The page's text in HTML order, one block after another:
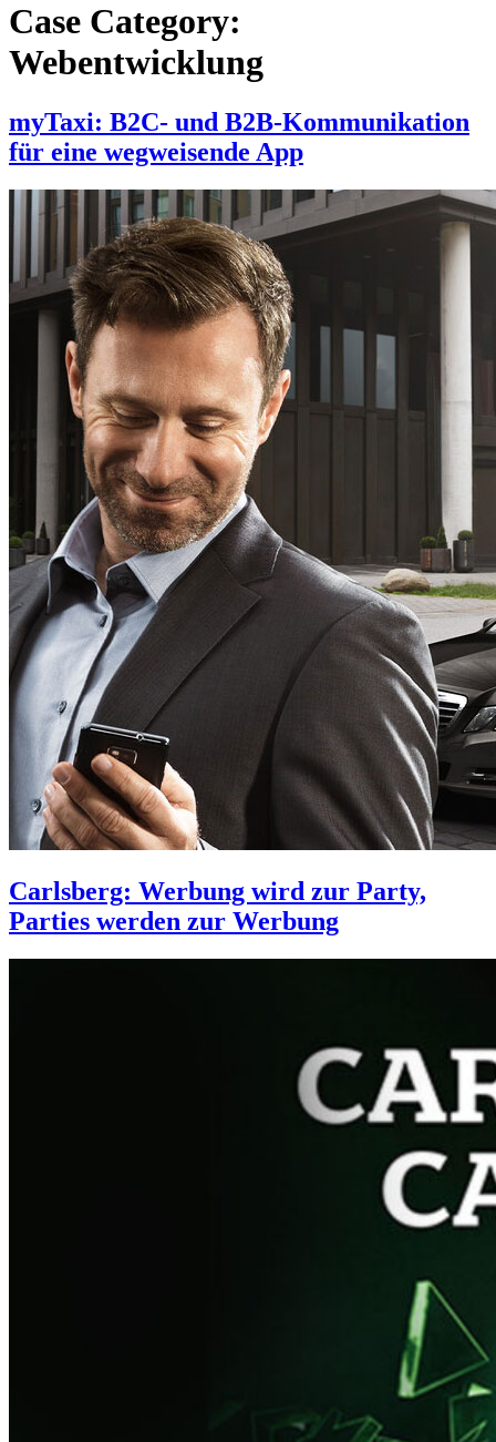
Case Category:
Webentwicklung
myTaxi: B2C- und B2B-Kommunikation
für eine wegweisende App
Carlsberg: Werbung wird zur Party,
Parties werden zur Werbung